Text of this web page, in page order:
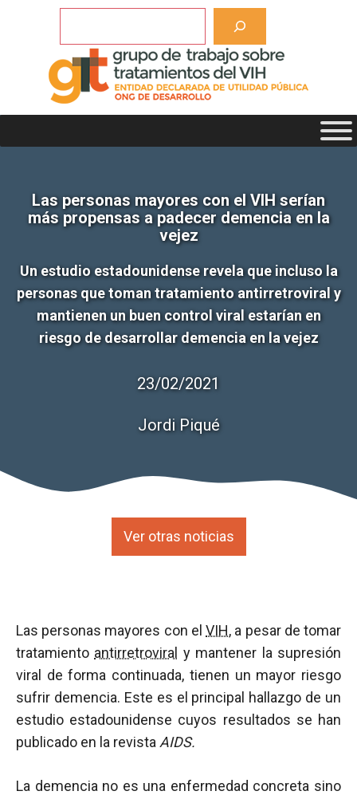
Las personas mayores con el VIH serían
más propensas a padecer demencia en la
vejez
Un estudio estadounidense revela que incluso la
personas que toman tratamiento antirretroviral y
mantienen un buen control viral estarían en
riesgo de desarrollar demencia en la vejez
23/02/2021
Jordi Piqué
Ver otras noticias
Las personas mayores con elVIH, a pesar de tomar
tratamiento antirretroviral y mantener la supresión
viral de forma continuada, tienen un mayor riesgo
sufrir demencia. Este es el principal hallazgo de un
estudio estadounidense cuyos resultados se han
publicado en la revista AIDS.
La demencia no es una enfermedad concreta sino